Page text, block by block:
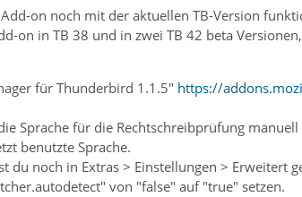
on noch mit der aktuellen TB-Version
on in TB 38 und in zwei TB 42 beta
für Thunderbird 1.1.5" https://
Sprache für die Rechtschreibprüfung manuell
benutzte Sprache.
du noch in Extras > Einstellungen > Erweitert
von "false" auf "true" setzen.